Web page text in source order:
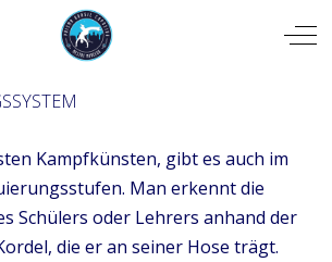
Kampfkünsten, gibt es auch im
Man erkennt die
Schülers oder Lehrers anhand der
die er an seiner Hose trägt.